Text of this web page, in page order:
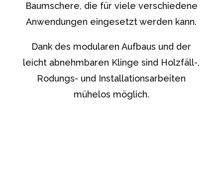
Baumschere, die für viele verschiedene
Anwendungen eingesetzt werden kann.
Dank des modularen Aufbaus und der
leicht abnehmbaren Klinge sind Holzfäll-,
Rodungs- und Installationsarbeiten
mühelos möglich.